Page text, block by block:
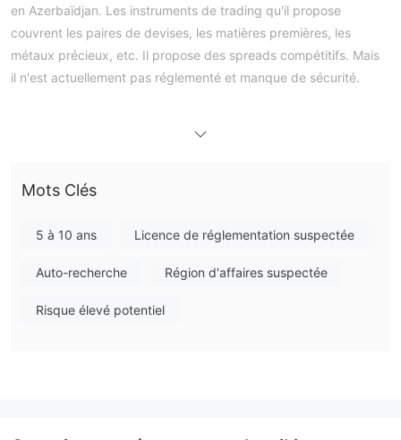
en Azerbaïdjan. Les instruments de trading qu'il propose
couvrent les paires de devises, les matières premières, les
métaux précieux, etc. Il propose des spreads compétitifs. Mais
il n'est actuellement pas réglementé et manque de sécurité.
Il est clair que PASHA Capital, qui a été enregistré en 2012 mais
potentiel élevé.
Que puis-je trader sur PASHA Capital ?
produits pour répondre aux besoins de leurs clients. PASHA
Mots Clés
5 à 10 ans Licence de réglementation suspectée
Auto-recherche Région d'affaires suspectée
Risque élevé potentiel